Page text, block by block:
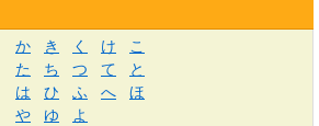
か き く け
こ
た ち つ て
と
は ひ ふ へ
ほ
や ゆ よ